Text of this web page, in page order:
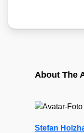
About The
Stefan